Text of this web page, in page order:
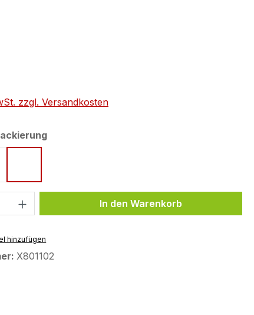
zzgl. Versandkosten
auswählen
Gib den gewünschten Wert
In den Warenkorb
hinzufügen
X801102